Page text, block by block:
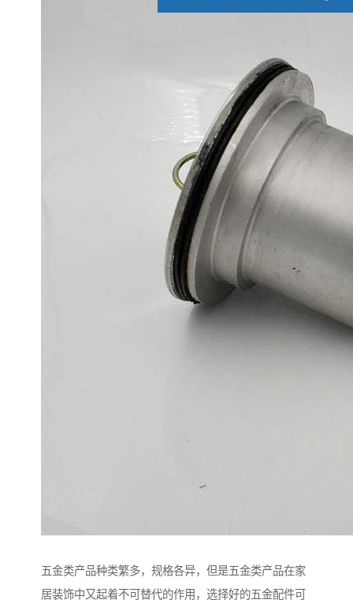
五金类产品种类繁多，规格各异，但是五金类产品在家
居装饰中又起着不可替代的作用，选择好的五金配件可